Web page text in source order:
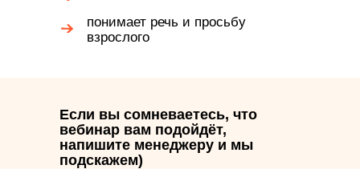
Написать менеджеру
понимает речь и просьбу
взрослого
Если вы сомневаетесь, что
вебинар вам подойдёт,
напишите менеджеру и мы
подскажем)